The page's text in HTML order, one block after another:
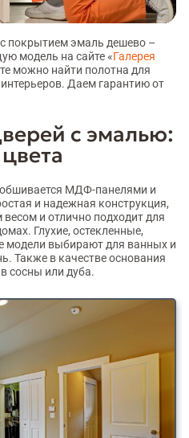
покрытием эмаль дешево –
модель на сайте «Галерея
можно найти полотна для
Даем гарантию от
с эмалью:
МДФ-панелями и
и надежная конструкция,
и отлично подходит для
Глухие, остекленные,
модели выбирают для ванных и
Также в качестве основания
сосны или дуба.